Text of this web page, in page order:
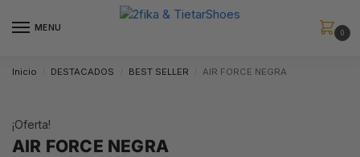
MENU
0
Inicio DESTACADOS BEST SELLER AIR FORCE NEGRA
¡Oferta!
AIR FORCE NEGRA